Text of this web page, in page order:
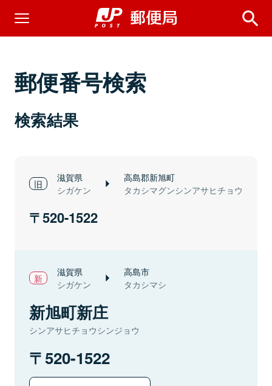
郵便番号検索
検索結果
滋賀県
シガケン
高島郡新旭町
タカシマグンシンアサヒチョウ
520-1522
滋賀県
シガケン
高島市
タカシマシ
新旭町新庄
シンアサヒチョウシンジョウ
520-1522